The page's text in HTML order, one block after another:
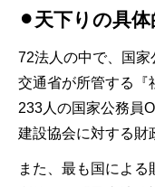
⚫︎天下りの具
72法人の中で、国
交通省が所管する『
233人の国家公務員
建設協会に対する財
また、最も国によ